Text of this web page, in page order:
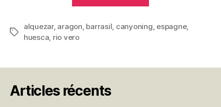
Étiquettes
alquezar, aragon, barrasil, canyoning, espagne,
huesca, rio vero
Articles récents